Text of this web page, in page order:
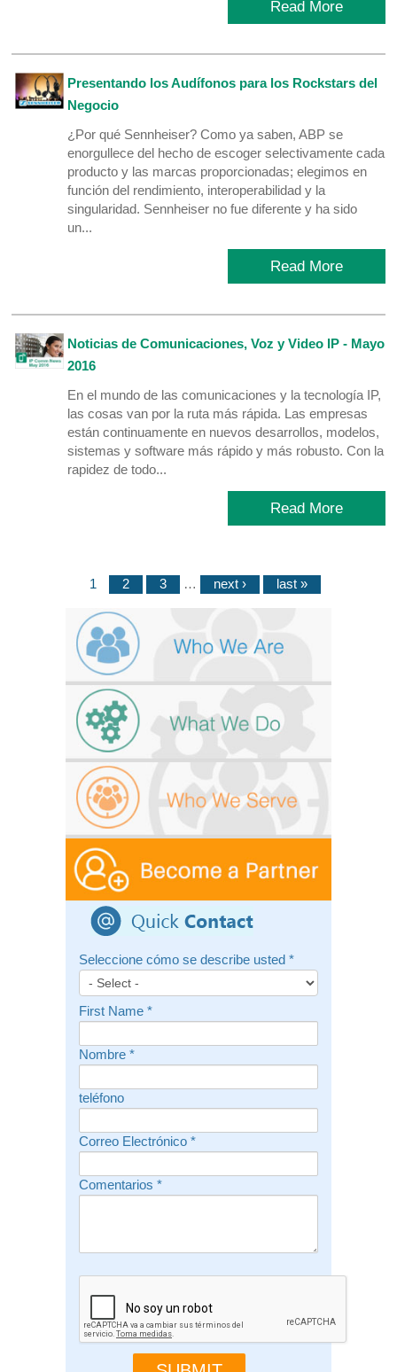
Read More
Presentando los Audífonos para los Rockstars del
Negocio
¿Por qué Sennheiser? Como ya saben, ABP se
enorgullece del hecho de escoger selectivamente cada
producto y las marcas proporcionadas; elegimos en
función del rendimiento, interoperabilidad y la
singularidad. Sennheiser no fue diferente y ha sido
un...
Read More
Noticias de Comunicaciones, Voz y Video IP - Mayo
2016
En el mundo de las comunicaciones y la tecnología IP,
las cosas van por la ruta más rápida. Las empresas
están continuamente en nuevos desarrollos, modelos,
sistemas y software más rápido y más robusto. Con la
rapidez de todo...
Read More
1 2 3 … next › last »
Seleccione cómo se describe usted *
First Name *
Nombre *
teléfono
Correo Electrónico *
Comentarios *